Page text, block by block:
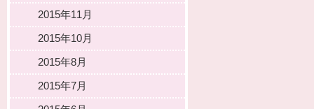
2015年11月
2015年10月
2015年8月
2015年7月